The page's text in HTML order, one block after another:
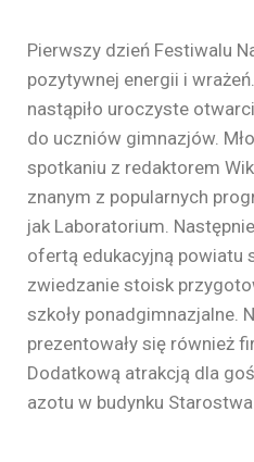
Pierwszy dzień Festiwalu
pozytywnej energii i
nastąpiło uroczyste
do uczniów gimnazjów.
spotkaniu z redaktorem
znanym z popularnych
jak Laboratorium.
ofertą edukacyjną powiatu
zwiedzanie stoisk
szkoły ponadgimnazjalne.
prezentowały się również
Dodatkową atrakcją dla
azotu w budynku